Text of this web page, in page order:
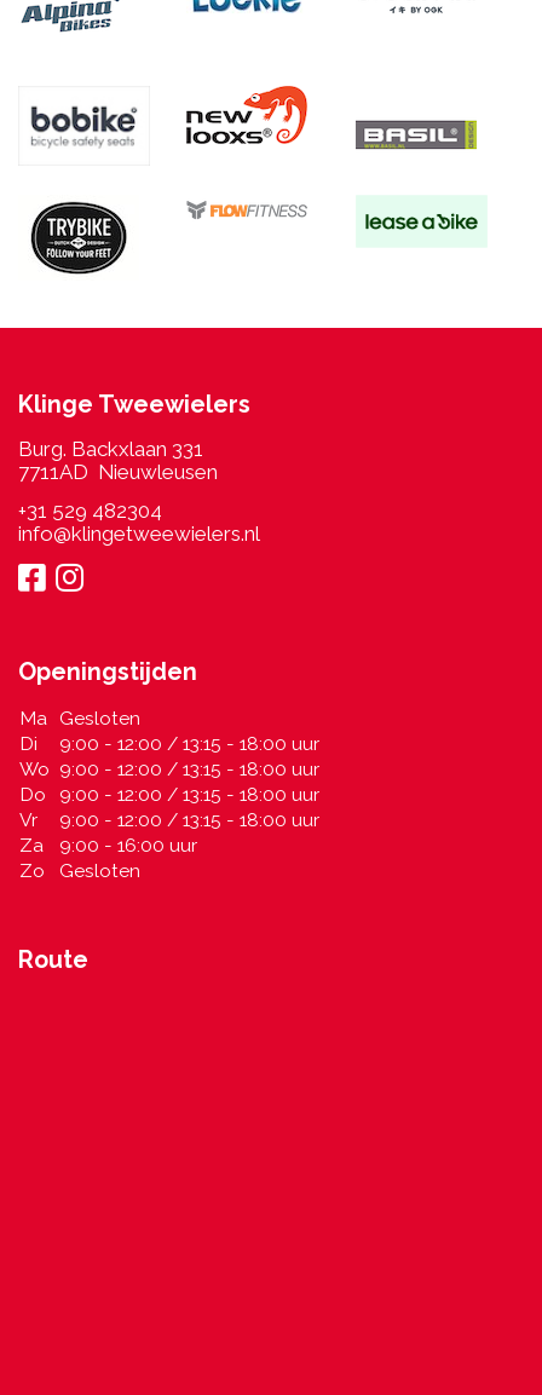
Klinge Tweewielers
Burg. Backxlaan 331
7711AD Nieuwleusen
+31 529 482304
info@klingetweewielers.nl
Openingstijden
Ma Gesloten
Di
9:00 - 12:00 / 13:15 - 18:00 uur
Wo 9:00 - 12:00 / 13:15 - 18:00 uur
Do
9:00 - 12:00 / 13:15 - 18:00 uur
Vr
9:00 - 12:00 / 13:15 - 18:00 uur
Za
9:00 - 16:00 uur
Zo
Gesloten
Route